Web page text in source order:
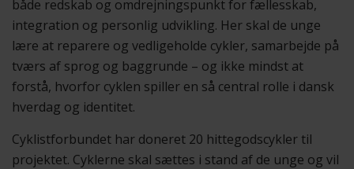
både redskab og omdrejningspunkt for fællesskab,
integration og personlig udvikling. Her skal de unge
lære at reparere og vedligeholde cykler, samarbejde på
tværs af sprog og baggrunde – og ikke mindst at
forstå, hvorfor cyklen spiller en så central rolle i dansk
hverdag og identitet.
Cyklistforbundet har doneret 20 hittegodscykler til
projektet. Cyklerne skal sættes i stand af de unge og vil